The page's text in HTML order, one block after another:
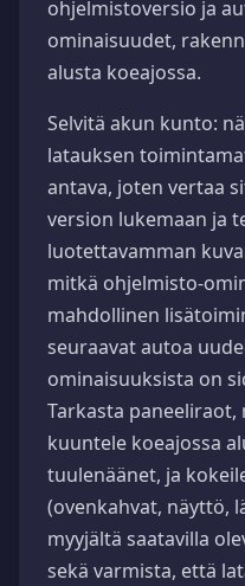
ohjelmistoversio ja
ominaisuudet,
alusta koeajossa.
Selvitä akun kunto:
latauksen
antava, joten vertaa
version lukemaan ja
luotettavamman
mitkä ohjelmisto-
mahdollinen
seuraavat autoa
ominaisuuksista on
Tarkasta
kuuntele koeajossa
tuulenäänet, ja
(ovenkahvat, näyttö,
myyjältä saatavilla
sekä varmista, että